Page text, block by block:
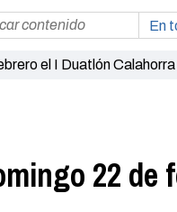
el I Duatlón
22